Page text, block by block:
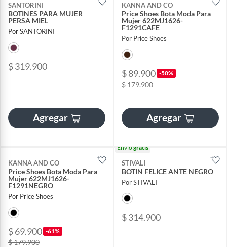
SANTORINI
BOTINES PARA MUJER
PERSA MIEL
Por SANTORINI
$ 319.900
Agregar
KANNA AND CO
Price Shoes Bota Moda Para
Mujer 622MJ1626-
F1291CAFE
Por Price Shoes
$ 89.900 -50%
$ 179.900
Agregar
KANNA AND CO
Price Shoes Bota Moda Para
Mujer 622MJ1626-
F1291NEGRO
Por Price Shoes
$ 69.900 -61%
$ 179.900
Envíogratis
STIVALI
BOTIN FELICE ANTE NEGRO
Por STIVALI
$ 314.900